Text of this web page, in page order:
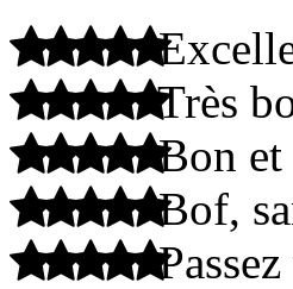
Très
Bon
Bof,